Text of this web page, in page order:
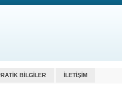
BİLGİLER İLETİŞİM